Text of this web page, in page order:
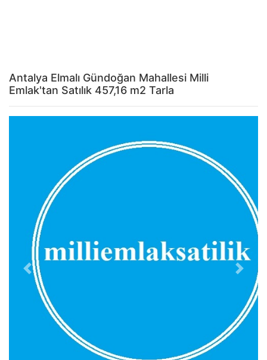
Antalya Elmalı Gündoğan Mahallesi Milli
Emlak'tan Satılık 457,16 m2 Tarla
Previous Next